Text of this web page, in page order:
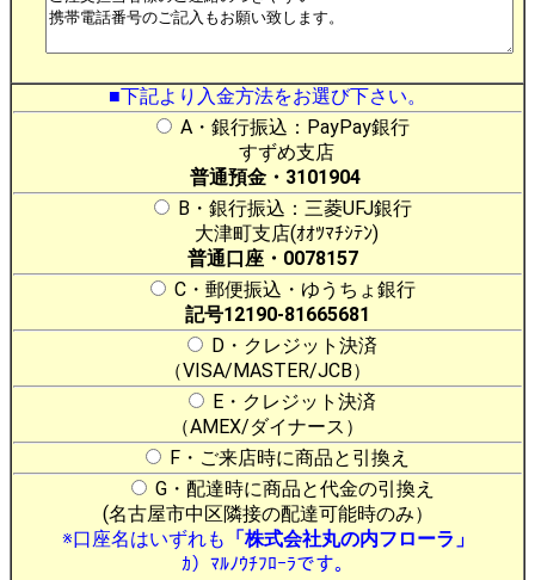
■下記より入金方法をお選び下さい。
A・銀行振込：PayPay銀行
すずめ支店
普通預金・3101904
B・銀行振込：三菱UFJ銀行
大津町支店(ｵｵﾂﾏﾁｼﾃﾝ)
普通口座・0078157
C・郵便振込・ゆうちょ銀行
記号12190-81665681
D・クレジット決済
（VISA/MASTER/JCB）
E・クレジット決済
（AMEX/ダイナース）
F・ご来店時に商品と引換え
G・配達時に商品と代金の引換え
(名古屋市中区隣接の配達可能時のみ）
※口座名はいずれも 「株式会社丸の内フローラ」
ｶ）ﾏﾙﾉｳﾁﾌﾛｰﾗです。